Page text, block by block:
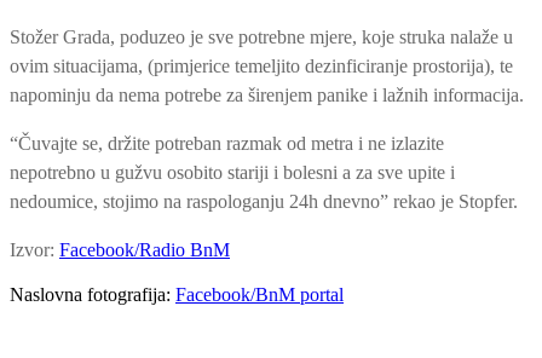
Stožer Grada, poduzeo je sve potrebne mjere, koje struka nalaže u
ovim situacijama, (primjerice temeljito dezinficiranje prostorija), te
napominju da nema potrebe za širenjem panike i lažnih informacija.
“Čuvajte se, držite potreban razmak od metra i ne izlazite
nepotrebno u gužvu osobito stariji i bolesni a za sve upite i
nedoumice, stojimo na raspologanju 24h dnevno” rekao je Stopfer.
Izvor: Facebook/Radio BnM
Naslovna fotografija: Facebook/BnM portal